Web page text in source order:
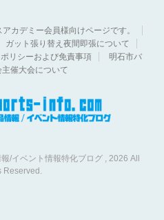
カデミー会員様向けページです。
ガット張り替え夜間即張について
リシーおよび免責事項
明石市バ
主催大会について
/イベント情報特化ブログ , 2026 All
Reserved.